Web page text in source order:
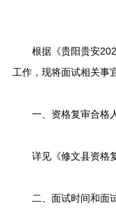
根据《贵阳贵安2026
工作，现将面试相关事
一、资格复审合格
详见《修文县资格复
二、面试时间和面